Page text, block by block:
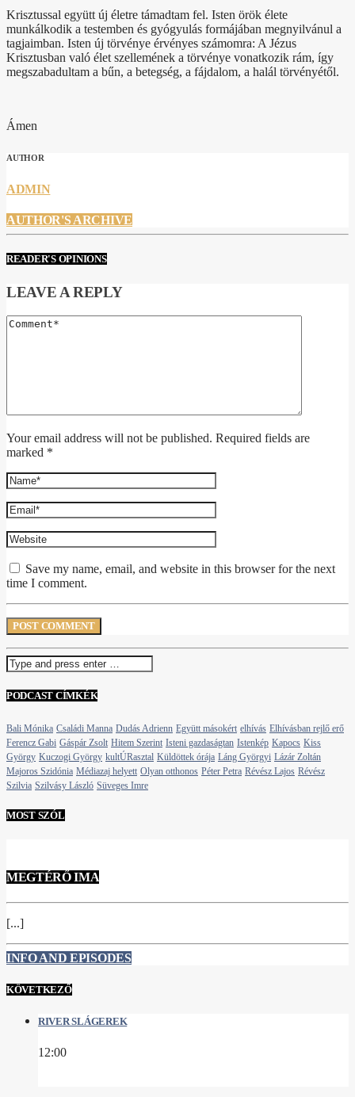
Krisztussal együtt új életre támadtam fel. Isten örök élete
munkálkodik a testemben és gyógyulás formájában megnyilvánul a
tagjaimban. Isten új törvénye érvényes számomra: A Jézus
Krisztusban való élet szellemének a törvénye vonatkozik rám, így
megszabadultam a bűn, a betegség, a fájdalom, a halál törvényétől.
Ámen
AUTHOR
ADMIN
AUTHOR'S ARCHIVE
READER'S OPINIONS
LEAVE A REPLY
Your email address will not be published. Required fields are
marked *
Save my name, email, and website in this browser for the next
time I comment.
PODCAST CÍMKÉK
Bali Mónika Családi Manna Dudás Adrienn Együtt másokért elhívás Elhívásban rejlő erő
Ferencz Gabi Gáspár Zsolt Hitem Szerint Isteni gazdaságtan Istenkép Kapocs Kiss
György Kuczogi György kultÚRasztal Küldöttek órája Láng Györgyi Lázár Zoltán
Majoros Szidónia Médiazaj helyett Olyan otthonos Péter Petra Révész Lajos Révész
Szilvia Szilvásy László Süveges Imre
MOST SZÓL
MEGTÉRŐ IMA
[...]
INFO AND EPISODES
KÖVETKEZŐ
RIVER SLÁGEREK
12:00